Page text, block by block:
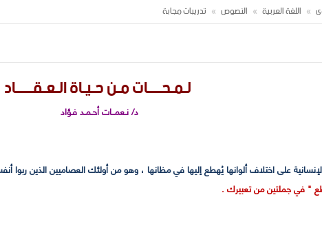
اللغة العربية النصوص
تدريبات مجابة
لـمـحــــات مـن حـيـاة الـعـقـــــاد
د/ نـعمــات أحـمـد فـؤاد
على اختلاف ألوانها يُهطع إليها في مظانها ، وهو من أولئك العصاميين الذين
" في جملتين من تعبيرك .
اثنتين منها .